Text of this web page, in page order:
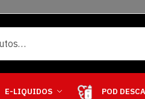
E-LIQUIDOS POD